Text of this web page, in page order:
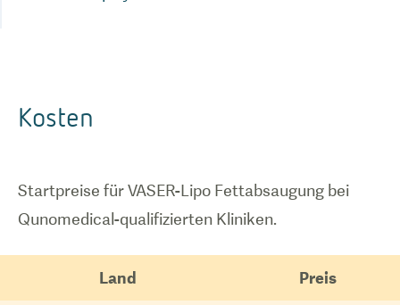
Kosten
Startpreise für VASER-Lipo Fettabsaugung bei
Qunomedical-qualifizierten Kliniken.
Land Preis